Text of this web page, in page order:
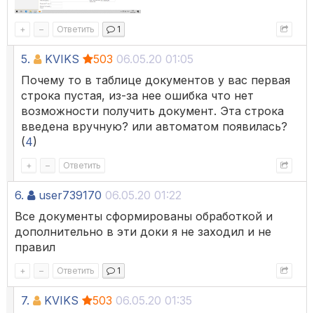
+ – Ответить 1
5. KVIKS 503 06.05.20 01:05
Почему то в таблице документов у вас первая
строка пустая, из-за нее ошибка что нет
возможности получить документ. Эта строка
введена вручную? или автоматом появилась?
(4)
+ – Ответить
6. user739170 06.05.20 01:22
Все документы сформированы обработкой и
дополнительно в эти доки я не заходил и не
правил
+ – Ответить 1
7. KVIKS 503 06.05.20 01:35